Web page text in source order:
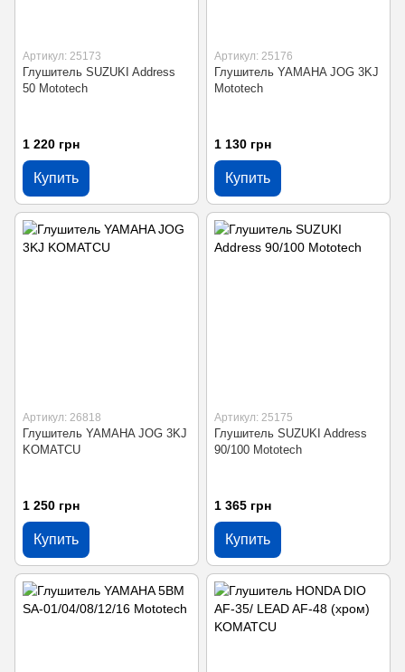
Артикул: 25173
Глушитель SUZUKI Address
50 Mototech
1 220 грн
Купить
Артикул: 25176
Глушитель YAMAHA JOG 3KJ
Mototech
1 130 грн
Купить
Артикул: 26818
Глушитель YAMAHA JOG 3KJ
KOMATCU
1 250 грн
Купить
Артикул: 25175
Глушитель SUZUKI Address
90/100 Mototech
1 365 грн
Купить